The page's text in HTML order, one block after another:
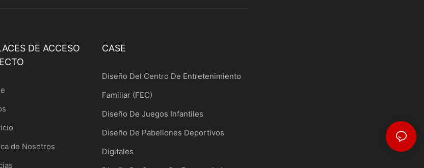
DE ACCESO
de Nosotros
CASE
Diseño Del Centro De Entretenimiento
Familiar (FEC)
Diseño De Juegos Infantiles
Diseño De Pabellones Deportivos
Digitales